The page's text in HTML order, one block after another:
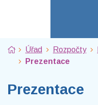
Úvodní stránka
Úřad Rozpočty
Prezentace
Prezentace